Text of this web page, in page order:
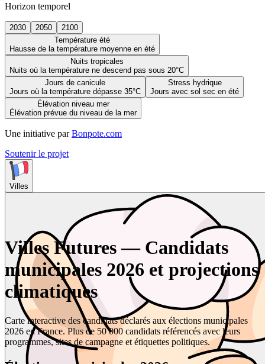
Horizon temporel
2030 2050
2100
Température été
Hausse de la température moyenne en été
Nuits tropicales
Nuits où la température ne descend pas sous 20°C
Jours de canicule
Jours où la température dépasse 35°C
Stress hydrique
Jours avec sol sec en été
Élévation niveau mer
Élévation prévue du niveau de la mer
Une initiative par Bonpote.com
Soutenir le projet
Villes
Villes Futures — Candidats
municipales 2026 et projections
climatiques
Carte interactive des candidats déclarés aux élections municipales
2026 en France. Plus de 50 000 candidats référencés avec leurs
programmes, sites de campagne et étiquettes politiques.